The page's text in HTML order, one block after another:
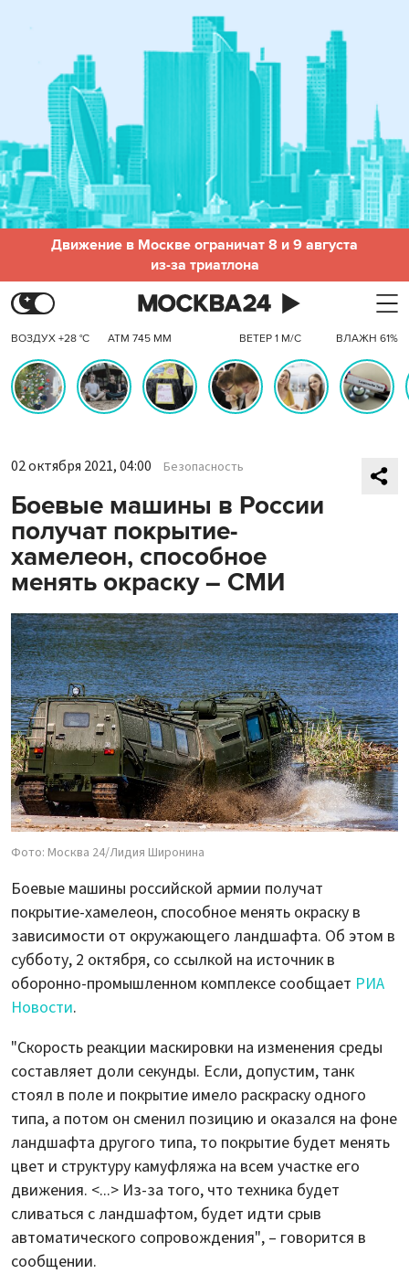
Движение в Москве ограничат 8 и 9 августа
из-за триатлона
ВОЗДУХ +28 °C АТМ 745 ММ ВЕТЕР 1 М/С ВЛАЖН 61%
02 октября 2021, 04:00 Безопасность
Боевые машины в России
получат покрытие-
хамелеон, способное
менять окраску – СМИ
Фото: Москва 24/Лидия Широнина
Боевые машины российской армии получат
покрытие-хамелеон, способное менять окраску в
зависимости от окружающего ландшафта. Об этом в
субботу, 2 октября, со ссылкой на источник в
оборонно-промышленном комплексе сообщает РИА
Новости.
"Скорость реакции маскировки на изменения среды
составляет доли секунды. Если, допустим, танк
стоял в поле и покрытие имело раскраску одного
типа, а потом он сменил позицию и оказался на фоне
ландшафта другого типа, то покрытие будет менять
цвет и структуру камуфляжа на всем участке его
движения. <...> Из-за того, что техника будет
сливаться с ландшафтом, будет идти срыв
автоматического сопровождения", – говорится в
сообщении.